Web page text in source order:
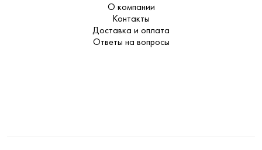
О компании
Контакты
Доставка и оплата
Ответы на вопросы